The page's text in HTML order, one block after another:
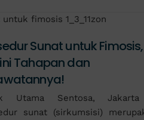
Sunat untuk Fimosis,
Tahapan dan
Utama Sentosa,
sunat (sirkumsisi)